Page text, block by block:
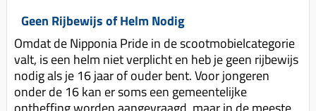
Geen Rijbewijs of Helm Nodig
Omdat de Nipponia Pride in de scootmobielcategorie
valt, is een helm niet verplicht en heb je geen rijbewijs
nodig als je 16 jaar of ouder bent. Voor jongeren
onder de 16 kan er soms een gemeentelijke